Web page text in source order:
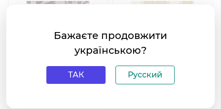
Бажаєте продовжити
українською?
ТАК Русский